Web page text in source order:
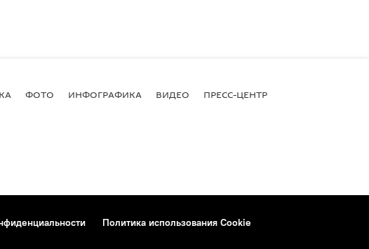
ФОТО ИНФОГРАФИКА ВИДЕО ПРЕСС-ЦЕНТР
Политика использования Cookie